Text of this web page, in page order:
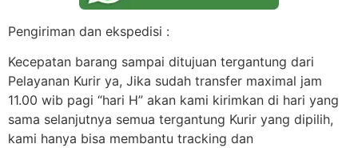
Pengiriman dan ekspedisi :
Kecepatan barang sampai ditujuan tergantung dari
Pelayanan Kurir ya, Jika sudah transfer maximal jam
11.00 wib pagi “hari H” akan kami kirimkan di hari yang
sama selanjutnya semua tergantung Kurir yang dipilih,
kami hanya bisa membantu tracking dan